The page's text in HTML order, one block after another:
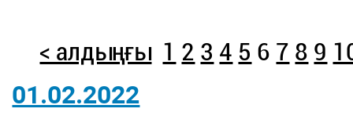
< алдыңғы 1 2 3 4 5 6 7 8 9
01.02.2022